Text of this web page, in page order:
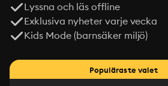
Lyssna och läs offline
Exklusiva nyheter varje vecka
Kids Mode (barnsäker miljö)
Populäraste valet